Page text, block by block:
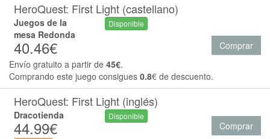
HeroQuest: First Light (castellano)
Juegos de la
mesa Redonda
40.46€
Disponible
Comprar
Envío gratuito a partir de 45€.
Comprando este juego consigues 0.8€ de descuento.
HeroQuest: First Light (inglés)
Dracotienda
44.99€
Disponible
Comprar